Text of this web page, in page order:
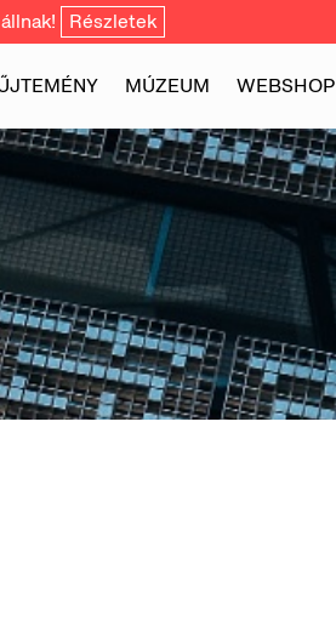
Részletek
MÚZEUM WEBSHOP